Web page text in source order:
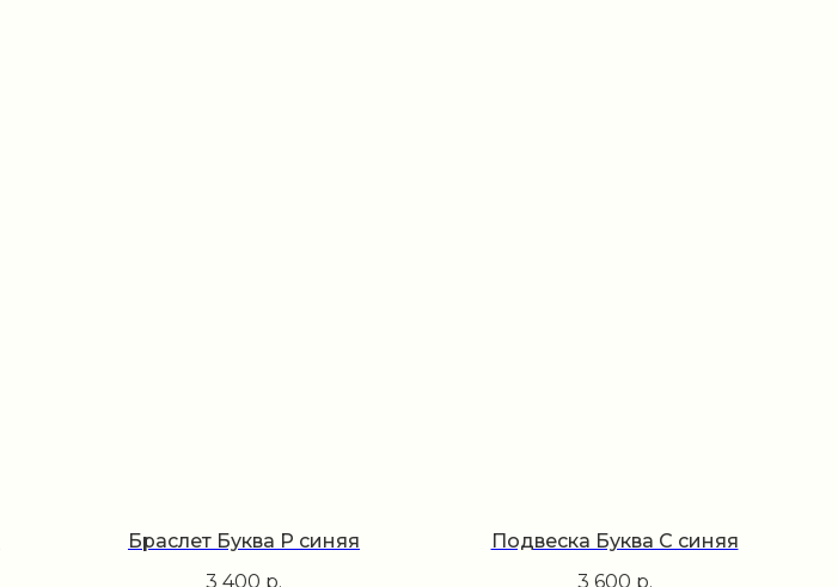
Браслет Буква P синяя
3 400 р.
Подвеска Буква C синяя
3 600 р.